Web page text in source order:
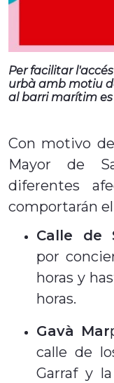
Per facilitar
urbà amb motiu
al barri marítim
Con motivo
Mayor de
diferentes
comportarán
Calle de
por
horas y
horas.
Gavà Mar
calle de
Garraf y